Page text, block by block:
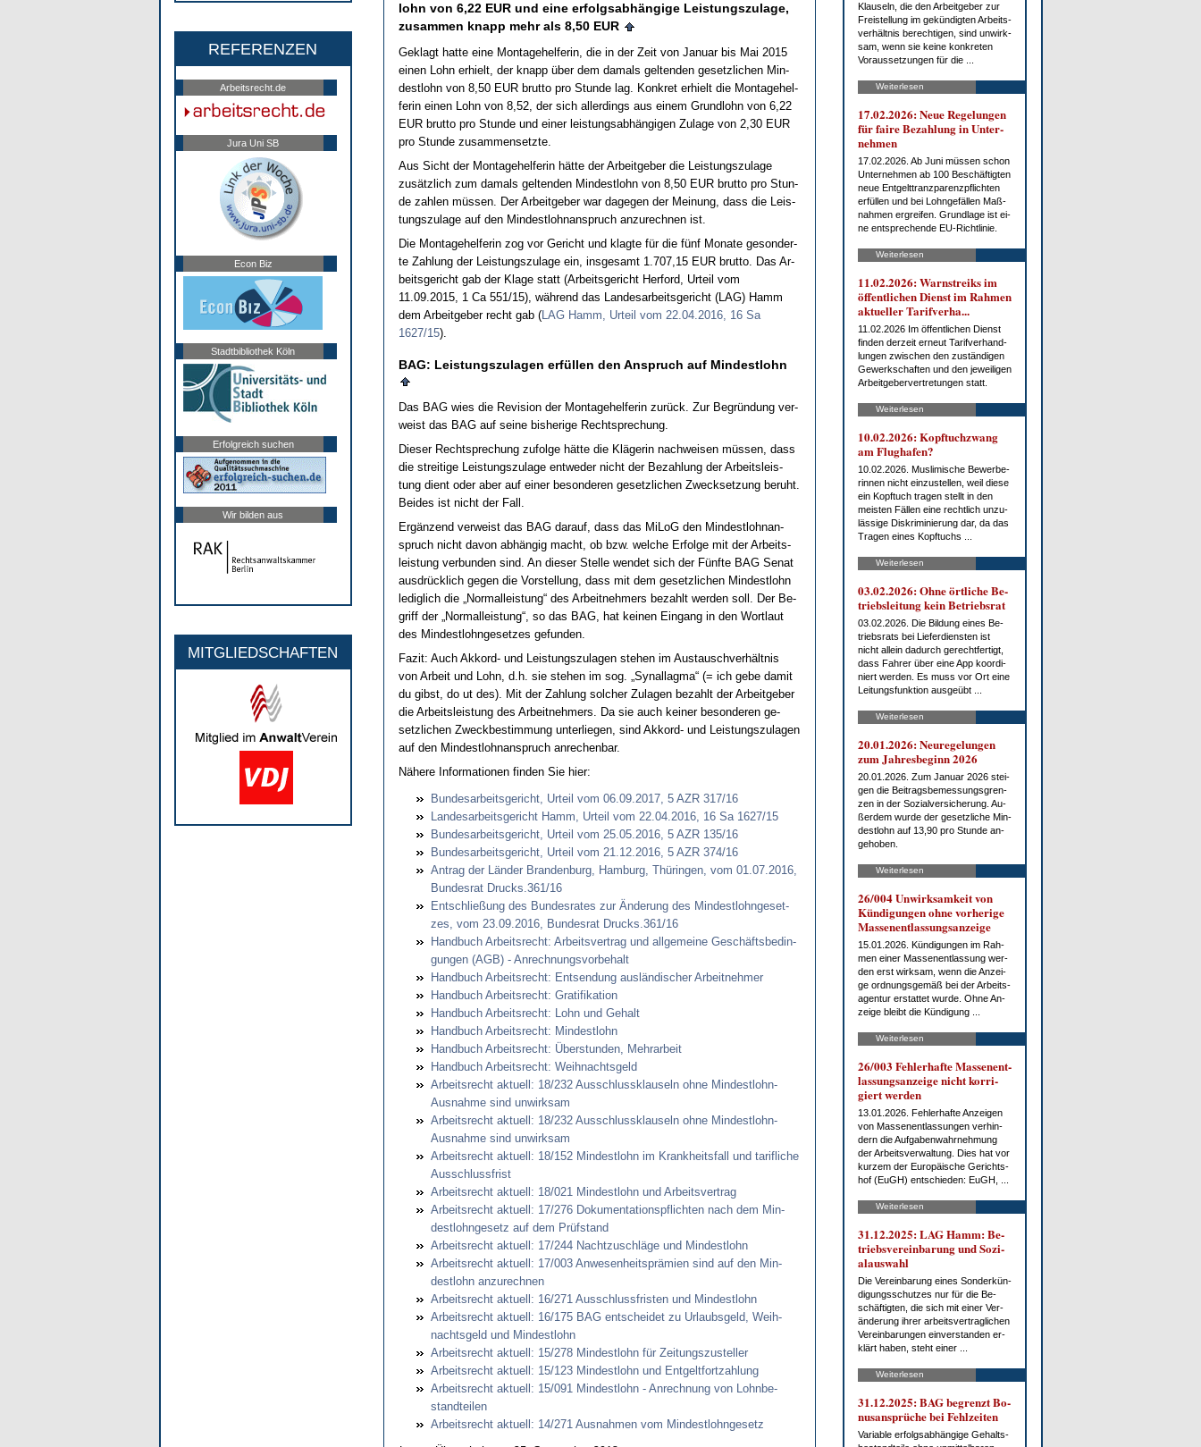
REFERENZEN
Arbeitsrecht.de
Jura Uni SB
Econ Biz
Stadtbibliothek Köln
Erfolgreich suchen
Wir bilden aus
MITGLIEDSCHAFTEN
lohn von 6,22 EUR und ei­ne er­folgs­abhängi­ge Leis­tungs­zu­la­ge,
zu­sam­men knapp mehr als 8,50 EUR
Ge­klagt hat­te ei­ne Mon­ta­ge­hel­fe­rin, die in der Zeit von Ja­nu­ar bis Mai 2015
ei­nen Lohn er­hielt, der knapp über dem da­mals gel­ten­den ge­setz­li­chen Min­
dest­lohn von 8,50 EUR brut­to pro St­un­de lag. Kon­kret er­hielt die Mon­ta­ge­hel­
fe­rin ei­nen Lohn von 8,52, der sich al­ler­dings aus ei­nem Grund­lohn von 6,22
EUR brut­to pro St­un­de und ei­ner leis­tungs­abhängi­gen Zu­la­ge von 2,30 EUR
pro St­un­de zu­sam­men­setz­te.
Aus Sicht der Mon­ta­ge­hel­fe­rin hätte der Ar­beit­ge­ber die Leis­tungs­zu­la­ge
zusätz­lich zum da­mals gel­ten­den Min­dest­lohn von 8,50 EUR brut­to pro St­un­
de zah­len müssen. Der Ar­beit­ge­ber war da­ge­gen der Mei­nung, dass die Leis­
tungs­zu­la­ge auf den Min­dest­lohn­an­spruch an­zu­rech­nen ist.
Die Mon­ta­ge­hel­fe­rin zog vor Ge­richt und klag­te für die fünf Mo­na­te ge­son­der­
te Zah­lung der Leis­tungs­zu­la­ge ein, ins­ge­samt 1.707,15 EUR brut­to. Das Ar­
beits­ge­richt gab der Kla­ge statt (Ar­beits­ge­richt Her­ford, Ur­teil vom
11.09.2015, 1 Ca 551/15), während das Lan­des­ar­beits­ge­richt (LAG) Hamm
dem Ar­beit­ge­ber recht gab (LAG Hamm, Ur­teil vom 22.04.2016, 16 Sa
1627/15).
BAG: Leis­tungs­zu­la­gen erfüllen den An­spruch auf Min­dest­lohn
Das BAG wies die Re­vi­si­on der Mon­ta­ge­hel­fe­rin zurück. Zur Be­gründung ver­
weist das BAG auf sei­ne bis­he­ri­ge Recht­spre­chung.
Die­ser Recht­spre­chung zu­fol­ge hätte die Kläge­rin nach­wei­sen müssen, dass
die strei­ti­ge Leis­tungs­zu­la­ge ent­we­der nicht der Be­zah­lung der Ar­beits­leis­
tung dient oder aber auf ei­ner be­son­de­ren ge­setz­li­chen Zweck­set­zung be­ruht.
Bei­des ist nicht der Fall.
Ergänzend ver­weist das BAG dar­auf, dass das Mi­LoG den Min­dest­lohn­an­
spruch nicht da­von abhängig macht, ob bzw. wel­che Er­fol­ge mit der Ar­beits­
leis­tung ver­bun­den sind. An die­ser Stel­le wen­det sich der Fünf­te BAG Se­nat
aus­drück­lich ge­gen die Vor­stel­lung, dass mit dem ge­setz­li­chen Min­dest­lohn
le­dig­lich die „Nor­mal­leis­tung“ des Ar­beit­neh­mers be­zahlt wer­den soll. Der Be­
griff der „Nor­mal­leis­tung“, so das BAG, hat kei­nen Ein­gang in den Wort­laut
des Min­dest­l­ohn­ge­set­zes ge­fun­den.
Fa­zit: Auch Ak­kord- und Leis­tungs­zu­la­gen ste­hen im Aus­tausch­verhält­nis
von Ar­beit und Lohn, d.h. sie ste­hen im sog. „Sy­nal­lag­ma“ (= ich ge­be da­mit
du gibst, do ut des). Mit der Zah­lung sol­cher Zu­la­gen be­zahlt der Ar­beit­ge­ber
die Ar­beits­leis­tung des Ar­beit­neh­mers. Da sie auch kei­ner be­son­de­ren ge­
setz­li­chen Zweck­be­stim­mung un­ter­lie­gen, sind Ak­kord- und Leis­tungs­zu­la­gen
auf den Min­dest­lohn­an­spruch an­re­chen­bar.
Nähe­re In­for­ma­tio­nen fin­den Sie hier:
Bun­des­ar­beits­ge­richt, Ur­teil vom 06.09.2017, 5 AZR 317/16
Lan­des­ar­beits­ge­richt Hamm, Ur­teil vom 22.04.2016, 16 Sa 1627/15
Bun­des­ar­beits­ge­richt, Ur­teil vom 25.05.2016, 5 AZR 135/16
Bun­des­ar­beits­ge­richt, Ur­teil vom 21.12.2016, 5 AZR 374/16
An­trag der Länder Bran­den­burg, Ham­burg, Thürin­gen, vom 01.07.2016,
Bun­des­rat Drucks.361/16
Ent­schließung des Bun­des­ra­tes zur Ände­rung des Min­dest­l­ohn­ge­set­
zes, vom 23.09.2016, Bun­des­rat Drucks.361/16
Hand­buch Ar­beits­recht: Ar­beits­ver­trag und all­ge­mei­ne Geschäfts­be­din­
gun­gen (AGB) - An­rech­nungs­vor­be­halt
Hand­buch Ar­beits­recht: Ent­sen­dung ausländi­scher Ar­beit­neh­mer
Hand­buch Ar­beits­recht: Gra­ti­fi­ka­ti­on
Hand­buch Ar­beits­recht: Lohn und Ge­halt
Hand­buch Ar­beits­recht: Min­dest­lohn
Hand­buch Ar­beits­recht: Über­stun­den, Mehr­ar­beit
Hand­buch Ar­beits­recht: Weih­nachts­geld
Ar­beits­recht ak­tu­ell: 18/232 Aus­schluss­klau­seln oh­ne Min­dest­lohn-
Aus­nah­me sind un­wirk­sam
Ar­beits­recht ak­tu­ell: 18/232 Aus­schluss­klau­seln oh­ne Min­dest­lohn-
Aus­nah­me sind un­wirk­sam
Ar­beits­recht ak­tu­ell: 18/152 Min­dest­lohn im Krank­heits­fall und ta­rif­li­che
Aus­schluss­frist
Ar­beits­recht ak­tu­ell: 18/021 Min­dest­lohn und Ar­beits­ver­trag
Ar­beits­recht ak­tu­ell: 17/276 Do­ku­men­ta­ti­ons­pflich­ten nach dem Min­
dest­l­ohn­ge­setz auf dem Prüfstand
Ar­beits­recht ak­tu­ell: 17/244 Nacht­zu­schläge und Min­dest­lohn
Ar­beits­recht ak­tu­ell: 17/003 An­we­sen­heits­prämi­en sind auf den Min­
dest­lohn an­zu­rech­nen
Ar­beits­recht ak­tu­ell: 16/271 Aus­schluss­fris­ten und Min­dest­lohn
Ar­beits­recht ak­tu­ell: 16/175 BAG ent­schei­det zu Ur­laubs­geld, Weih­
nachts­geld und Min­dest­lohn
Ar­beits­recht ak­tu­ell: 15/278 Min­dest­lohn für Zei­tungs­zu­stel­ler
Ar­beits­recht ak­tu­ell: 15/123 Min­dest­lohn und Ent­gelt­fort­zah­lung
Ar­beits­recht ak­tu­ell: 15/091 Min­dest­lohn - An­rech­nung von Lohn­be­
stand­tei­len
Ar­beits­recht ak­tu­ell: 14/271 Aus­nah­men vom Min­dest­l­ohn­ge­setz
Klau­seln, die den Ar­beit­ge­ber zur
Frei­stel­lung im ge­kün­dig­ten Ar­beits­
ver­hält­nis be­rech­ti­gen, sind un­wirk­
sam, wenn sie kei­ne kon­kre­ten
Vor­aus­set­zun­gen für die ...
Weiterlesen
17.02.2026: Neue Re­ge­lun­gen
für fai­re Be­zah­lung in Un­ter­
neh­men
17.02.2026. Ab Ju­ni müs­sen schon
Un­ter­neh­men ab 100 Be­schäf­tig­ten
neue Ent­gelt­tranz­pa­renz­pflich­ten
er­fül­len und bei Lohn­ge­fäl­len Maß­
nah­men er­grei­fen. Grund­la­ge ist ei­
ne ent­spre­chen­de EU-Richt­li­nie.
Weiterlesen
11.02.2026: Warn­streiks im
öf­fent­li­chen Dienst im Rah­men
ak­tu­el­ler Ta­rif­ver­ha...
11.02.2026 Im öf­fent­li­chen Dienst
fin­den der­zeit er­neut Ta­rif­ver­hand­
lun­gen zwi­schen den zu­stän­di­gen
Ge­werk­schaf­ten und den je­wei­li­gen
Ar­beit­ge­ber­ver­tre­tun­gen statt.
Weiterlesen
10.02.2026: Kopf­tuch­zwang
am Flug­ha­fen?
10.02.2026. Mus­li­mi­sche Be­wer­be­
rin­nen nicht ein­zu­stel­len, weil die­se
ein Kopf­tuch tra­gen stellt in den
meis­ten Fäl­len ei­ne recht­lich un­zu­
läs­si­ge Dis­kri­mi­nie­rung dar, da das
Tra­gen ei­nes Kopf­tuchs ...
Weiterlesen
03.02.2026: Oh­ne ört­li­che Be­
triebs­lei­tung kein Be­triebs­rat
03.02.2026. Die Bil­dung ei­nes Be­
triebs­rats bei Lie­fer­diens­ten ist
nicht al­lein da­durch ge­recht­fer­tigt,
dass Fah­rer über ei­ne App ko­or­di­
niert wer­den. Es muss vor Ort ei­ne
Lei­tungs­funk­ti­on aus­ge­übt ...
Weiterlesen
20.01.2026: Neu­re­ge­lun­gen
zum Jah­res­be­ginn 2026
20.01.2026. Zum Ja­nu­ar 2026 stei­
gen die Bei­trags­be­mes­sungs­gren­
zen in der So­zi­al­ver­si­che­rung. Au­
ßer­dem wur­de der ge­setz­li­che Min­
dest­lohn auf 13,90 pro St­un­de an­
ge­ho­ben.
Weiterlesen
26/004 Un­wirk­sam­keit von
Kün­di­gun­gen oh­ne vor­he­ri­ge
Mas­sen­ent­las­sungs­an­zei­ge
15.01.2026. Kün­di­gun­gen im Rah­
men ei­ner Mas­sen­ent­las­sung wer­
den erst wirk­sam, wenn die An­zei­
ge ord­nungs­ge­mäß bei der Ar­beits­
agen­tur er­stat­tet wur­de. Oh­ne An­
zei­ge bleibt die Kün­di­gung ...
Weiterlesen
26/003 Feh­ler­haf­te Mas­sen­ent­
las­sungs­an­zei­ge nicht kor­ri­
giert wer­den
13.01.2026. Feh­ler­haf­te An­zei­gen
von Mas­sen­ent­las­sun­gen ver­hin­
dern die Auf­ga­ben­wahr­neh­mung
der Ar­beits­ver­wal­tung. Dies hat vor
kur­zem der Eu­ro­päi­sche Ge­richts­
hof (EuGH) ent­schie­den: EuGH, ...
Weiterlesen
31.12.2025: LAG Hamm: Be­
triebs­ver­ein­ba­rung und So­zi­
al­aus­wahl
Die Ver­ein­ba­rung ei­nes Son­der­kün­
di­gungs­schut­zes nur für die Be­
schäf­tig­ten, die sich mit ei­ner Ver­
än­de­rung ih­rer ar­beits­ver­trag­li­chen
Ver­ein­ba­run­gen ein­ver­stan­den er­
klärt ha­ben, steht ei­ner ...
Weiterlesen
31.12.2025: BAG be­grenzt Bo­
nus­an­sprü­che bei Fehl­zei­ten
Va­ria­ble er­folgs­ab­hän­gi­ge Ge­halts­